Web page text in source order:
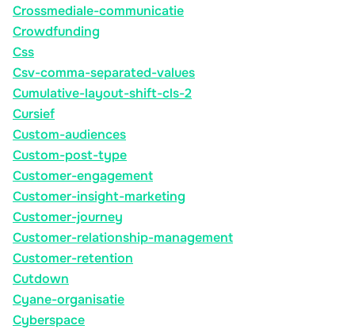
Crossmediale-communicatie
Crowdfunding
Css
Csv-comma-separated-values
Cumulative-layout-shift-cls-2
Cursief
Custom-audiences
Custom-post-type
Customer-engagement
Customer-insight-marketing
Customer-journey
Customer-relationship-management
Customer-retention
Cutdown
Cyane-organisatie
Cyberspace